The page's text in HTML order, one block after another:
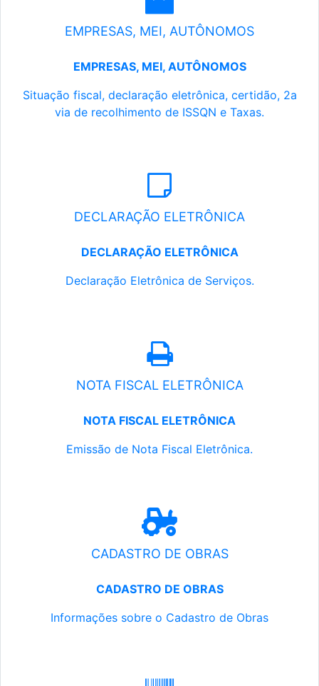
EMPRESAS, MEI, AUTÔNOMOS
EMPRESAS, MEI, AUTÔNOMOS
Situação fiscal, declaração eletrônica, certidão, 2a
via de recolhimento de ISSQN e Taxas.
DECLARAÇÃO ELETRÔNICA
DECLARAÇÃO ELETRÔNICA
Declaração Eletrônica de Serviços.
NOTA FISCAL ELETRÔNICA
NOTA FISCAL ELETRÔNICA
Emissão de Nota Fiscal Eletrônica.
CADASTRO DE OBRAS
CADASTRO DE OBRAS
Informações sobre o Cadastro de Obras